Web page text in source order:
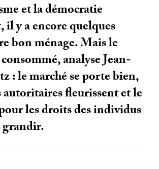
et la démocratie
il y a encore quelques
bon ménage. Mais le
analyse Jean-
: le marché se porte bien,
autoritaires fleurissent et le
les droits des individus
grandir.